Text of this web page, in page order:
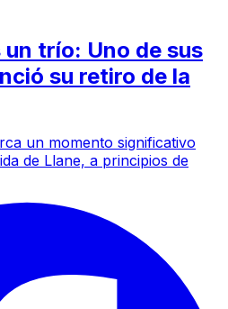
un trío: Uno de sus
su retiro de la
un momento significativo
de Llane, a principios de